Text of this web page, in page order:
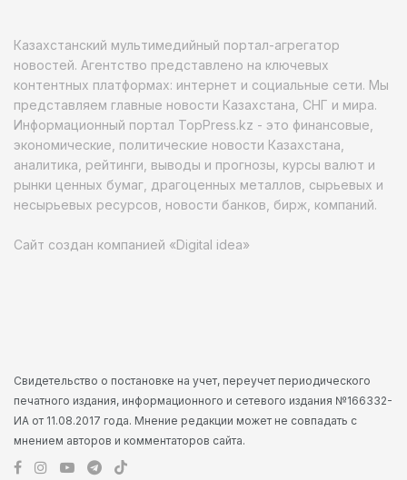
Казахстанский мультимедийный портал-агрегатор
новостей. Агентство представлено на ключевых
контентных платформах: интернет и социальные сети. Мы
представляем главные новости Казахстана, СНГ и мира.
Информационный портал TopPress.kz - это финансовые,
экономические, политические новости Казахстана,
аналитика, рейтинги, выводы и прогнозы, курсы валют и
рынки ценных бумаг, драгоценных металлов, сырьевых и
несырьевых ресурсов, новости банков, бирж, компаний.
Сайт создан компанией «Digital idea»
Свидетельство о постановке на учет, переучет периодического
печатного издания, информационного и сетевого издания №166332-
ИА от 11.08.2017 года. Мнение редакции может не совпадать с
мнением авторов и комментаторов сайта.